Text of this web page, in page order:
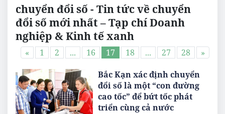
chuyển đổi số - Tin tức về chuyển
đổi số mới nhất – Tạp chí Doanh
nghiệp & Kinh tế xanh
« 1 2 ... 16 17 18 ... 27 28 »
Bắc Kạn xác định chuyển
đổi số là một “con đường
cao tốc” để bứt tốc phát
triển cùng cả nước